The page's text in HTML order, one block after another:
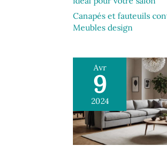
d'assistance
questions concernant
et les produits sous
Canapés et fauteuils
Meubles design
Avr
9
2024